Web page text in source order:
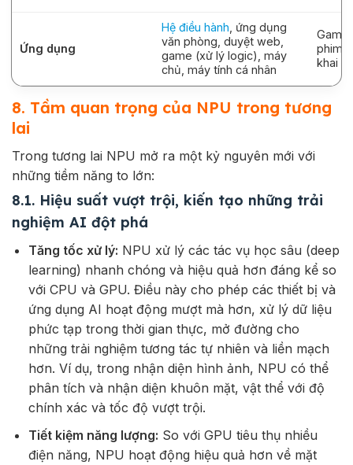
Ứng dụng
Hệ điều hành , ứng dụng
văn phòng, duyệt web,
game (xử lý logic), máy
chủ, máy tính cá nhân
phim,
khai
8. Tầm quan trọng của NPU trong tương
lai
Trong tương lai NPU mở ra một kỷ nguyên mới với
những tiềm năng to lớn:
8.1. Hiệu suất vượt trội, kiến tạo những trải
nghiệm AI đột phá
Tăng tốc xử lý: NPU xử lý các tác vụ học sâu (deep
learning) nhanh chóng và hiệu quả hơn đáng kể so
với CPU và GPU. Điều này cho phép các thiết bị và
ứng dụng AI hoạt động mượt mà hơn, xử lý dữ liệu
phức tạp trong thời gian thực, mở đường cho
những trải nghiệm tương tác tự nhiên và liền mạch
hơn. Ví dụ, trong nhận diện hình ảnh, NPU có thể
phân tích và nhận diện khuôn mặt, vật thể với độ
chính xác và tốc độ vượt trội.
Tiết kiệm năng lượng: So với GPU tiêu thụ nhiều
điện năng, NPU hoạt động hiệu quả hơn về mặt